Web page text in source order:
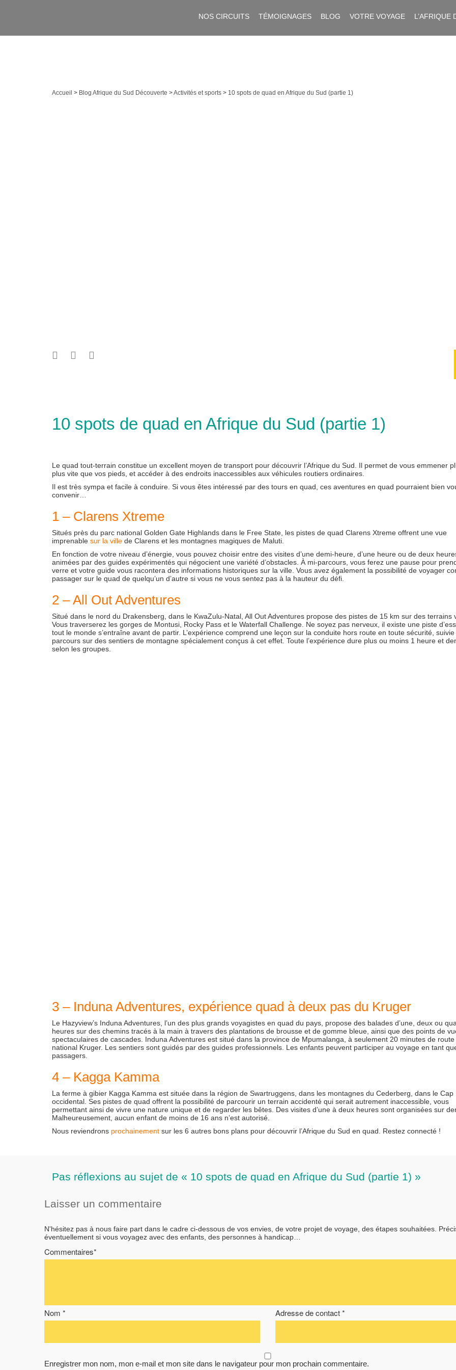
NOS CIRCUITS TÉMOIGNAGES BLOG VOTRE VOYAGE L’AFRIQUE
Accueil > Blog Afrique du Sud Découverte >Activités et sports > 10 spots de quad en Afrique du Sud (partie 1)
10 spots de quad en Afrique du Sud (partie 1)
Le quad tout-terrain constitue un excellent moyen de transport pour découvrir l’Afrique du Sud. Il permet de vous emmener
plus vite que vos pieds, et accéder à des endroits inaccessibles aux véhicules routiers ordinaires.
Il est très sympa et facile à conduire. Si vous êtes intéressé par des tours en quad, ces aventures en quad pourraient bien
convenir…
1 – Clarens Xtreme
Situés près du parc national Golden Gate Highlands dans le Free State, les pistes de quad Clarens Xtreme offrent une vue
imprenable sur la ville de Clarens et les montagnes magiques de Maluti.
En fonction de votre niveau d’énergie, vous pouvez choisir entre des visites d’une demi-heure, d’une heure ou de deux
animées par des guides expérimentés qui négocient une variété d’obstacles. À mi-parcours, vous ferez une pause pour
verre et votre guide vous racontera des informations historiques sur la ville. Vous avez également la possibilité de voyager
passager sur le quad de quelqu’un d’autre si vous ne vous sentez pas à la hauteur du défi.
2 – All Out Adventures
Situé dans le nord du Drakensberg, dans le KwaZulu-Natal, All Out Adventures propose des pistes de 15 km sur des terrains
Vous traverserez les gorges de Montusi, Rocky Pass et le Waterfall Challenge. Ne soyez pas nerveux, il existe une piste
tout le monde s’entraîne avant de partir. L’expérience comprend une leçon sur la conduite hors route en toute sécurité, suivie
parcours sur des sentiers de montagne spécialement conçus à cet effet. Toute l’expérience dure plus ou moins 1 heure et
selon les groupes.
3 – Induna Adventures, expérience quad à deux pas du Kruger
Le Hazyview’s Induna Adventures, l’un des plus grands voyagistes en quad du pays, propose des balades d’une, deux ou
heures sur des chemins tracés à la main à travers des plantations de brousse et de gomme bleue, ainsi que des points de
spectaculaires de cascades. Induna Adventures est situé dans la province de Mpumalanga, à seulement 20 minutes de
national Kruger. Les sentiers sont guidés par des guides professionnels. Les enfants peuvent participer au voyage en tant
passagers.
4 – Kagga Kamma
La ferme à gibier Kagga Kamma est située dans la région de Swartruggens, dans les montagnes du Cederberg, dans le Cap
occidental. Ses pistes de quad offrent la possibilité de parcourir un terrain accidenté qui serait autrement inaccessible, vous
permettant ainsi de vivre une nature unique et de regarder les bêtes. Des visites d’une à deux heures sont organisées sur
Malheureusement, aucun enfant de moins de 16 ans n’est autorisé.
Nous reviendrons prochainement sur les 6 autres bons plans pour découvrir l’Afrique du Sud en quad. Restez connecté !
Pas réflexions au sujet de « 10 spots de quad en Afrique du Sud (partie 1) »
Laisser un commentaire
N'hésitez pas à nous faire part dans le cadre ci-dessous de vos envies, de votre projet de voyage, des étapes souhaitées.
éventuellement si vous voyagez avec des enfants, des personnes à handicap…
Commentaires*
Nom * Adresse de contact *
Enregistrer mon nom, mon e-mail et mon site dans le navigateur pour mon prochain commentaire.